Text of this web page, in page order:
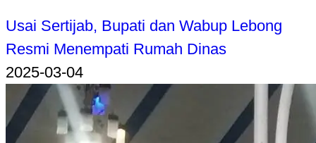
Usai Sertijab, Bupati dan Wabup Lebong
Resmi Menempati Rumah Dinas
2025-03-04